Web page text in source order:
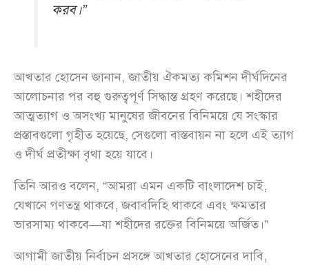
করব।”
আখতার হোসেন জানান, জাতীয় ঐকমত্য কমিশন দীর্ঘদিনের
আলোচনার পর বহু গুরুত্বপূর্ণ সিদ্ধান্ত গ্রহণ করেছে। শহীদের
আত্মত্যাগ ও অসংখ্য মানুষের জীবনের বিনিময়ে যে সংস্কার
প্রস্তাবগুলো গৃহীত হয়েছে, সেগুলো বাস্তবায়ন না হলে এই ত্যাগ
ও দীর্ঘ প্রতীক্ষা বৃথা হয়ে যাবে।
তিনি আরও বলেন, “আমরা এমন একটি বাংলাদেশ চাই,
যেখানে গণতন্ত্র থাকবে, জবাবদিহি থাকবে এবং ক্ষমতার
ভারসাম্য থাকবে—যা শহীদের রক্তের বিনিময়ে অর্জিত।”
আগামী জাতীয় নির্বাচন প্রসঙ্গে আখতার হোসেনের দাবি,